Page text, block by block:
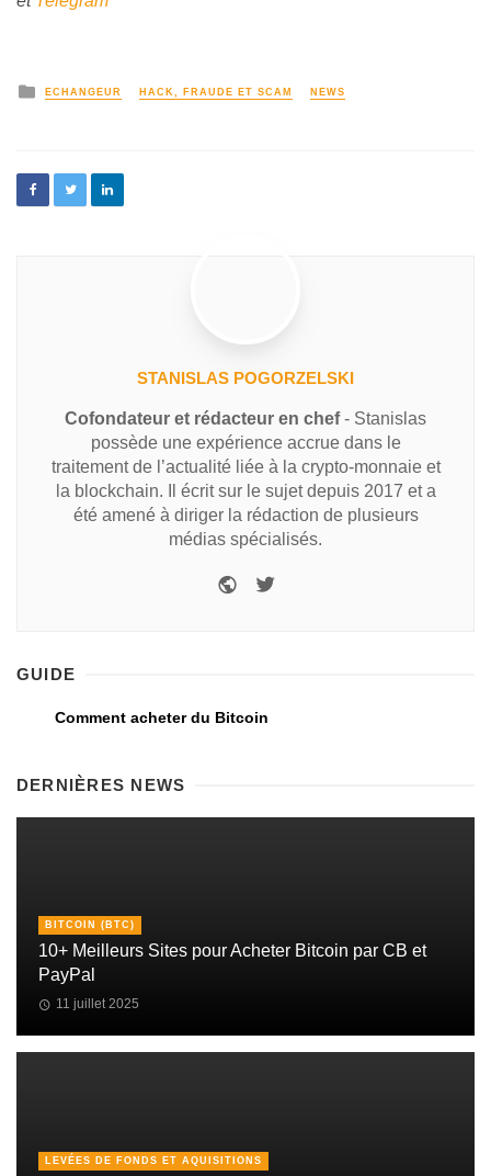
ECHANGEUR HACK, FRAUDE ET SCAM NEWS
STANISLAS POGORZELSKI
Cofondateur et rédacteur en chef- Stanislas
possède une expérience accrue dans le
traitement de l’actualité liée à la crypto-monnaie et
la blockchain. Il écrit sur le sujet depuis 2017 et a
été amené à diriger la rédaction de plusieurs
médias spécialisés.
GUIDE
Comment acheter du Bitcoin
DERNIÈRES NEWS
BITCOIN (BTC)
10+ Meilleurs Sites pour Acheter Bitcoin par CB et
PayPal
11 juillet 2025
LEVÉES DE FONDS ET AQUISITIONS